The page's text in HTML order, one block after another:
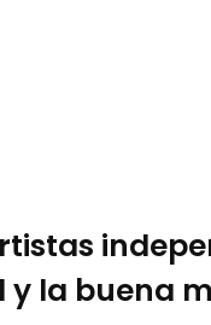
la buena